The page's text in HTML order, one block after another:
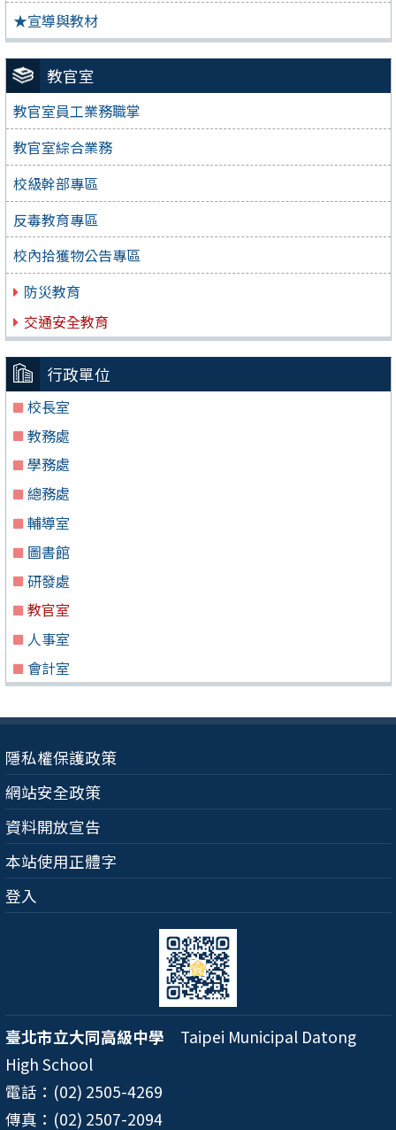
★宣導與教材
教官室
教官室員工業務職掌
教官室綜合業務
校級幹部專區
反毒教育專區
校內拾獲物公告專區
防災教育
交通安全教育
行政單位
校長室
教務處
學務處
總務處
輔導室
圖書館
研發處
教官室
人事室
會計室
隱私權保護政策
網站安全政策
資料開放宣告
本站使用正體字
登入
臺北市立大同高級中學 Taipei Municipal Datong
High School
電話：(02) 2505-4269
傳真：(02) 2507-2094